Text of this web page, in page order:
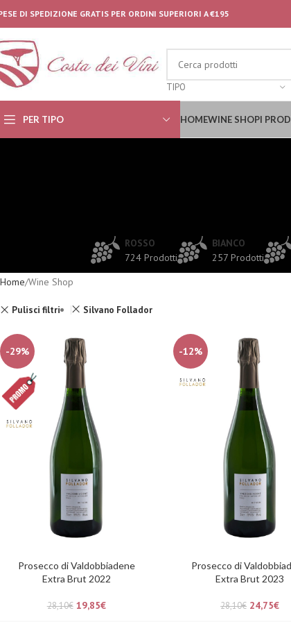
DI SPEDIZIONE GRATIS PER ORDINI SUPERIORI A €195
TIPO
PER TIPO HOMEWINE SHOPI
ROSSO
724 Prodotti
BIANCO
257 Prodotti
Home Wine Shop
Pulisci filtri Silvano Follador
-29%
Prosecco di Valdobbiadene
Extra Brut 2022
28,10€ 19,85€
-12%
Prosecco di
Extra Brut 2023
28,10€ 24,75€